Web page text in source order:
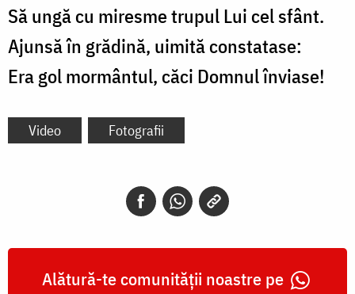
Să ungă cu miresme trupul Lui cel sfânt.
Ajunsă în grădină, uimită constatase:
Era gol mormântul, căci Domnul înviase!
Video Fotografii
Alătură-te comunității noastre pe